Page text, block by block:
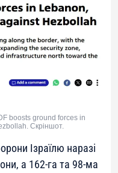
boosts ground forces in
Скріншот.
Ізраїлю наразі
а 162-га та 98-ма